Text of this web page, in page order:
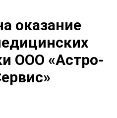
оказание
ООО «Астро-